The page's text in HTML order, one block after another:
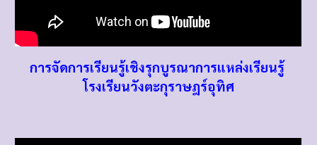
การจัดการเรียนรู้เชิงรุกบูรณาการแหล่งเรียนรู้
โรงเรียนวังตะกุราษฎร์อุทิศ